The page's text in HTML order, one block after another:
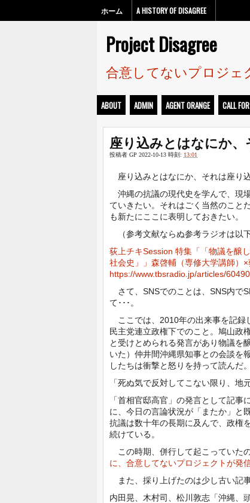
ホーム A HISTORY OF DISAGREE
Project Disagree
合意してないプロジェ
ABOUT ADMIN AGENT ORANGE CALL
座り込みとはなにか、
投稿者 GP 2022-10-13 時刻: 13:01
座り込みとはなにか、それは座り
沖縄の抗議の現代史を学んで、現
ていきたい。それはごく当然のこと
も新たにここに表明しておきたい。
（参考文献ならぬ参考ラジオは以下
荻上チキSession 特集「「物議を醸
社会史」」森啓輔（専修大学講師
https://www.tbsradio.jp/articles/
さて、SNSでのことは、SNS内で
て･･･。
ここでは、2010年の出来事を記録
民主党連立政権下でのこと。鳩山政
と受けとめられる発言があり物議を
いた）仲井間沖縄県知事との会談を
したちは衝撃と怒りを持って読んだ。
「死ぬ気で反対してこない限り、地
「首相官邸高官」の発言として記
に、今日の言論状況が「またか」と
抗議は数十年の長期に及んで、政権
続けている。
この時期、併行して起こっていた
に、合意してないプロジェクトが発
また、採り上げたのは少し古い記
内田晃、木村司、松川敦志「沖縄